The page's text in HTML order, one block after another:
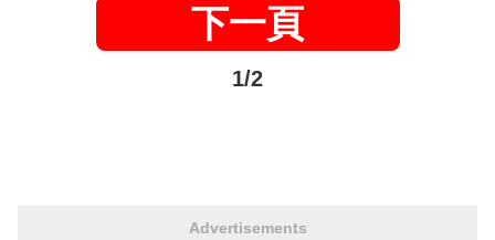
下一頁
1/2
Advertisements